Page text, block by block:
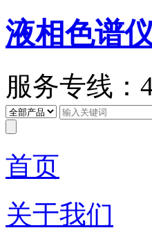
液相色谱仪
服务专线：
首页
关于我们